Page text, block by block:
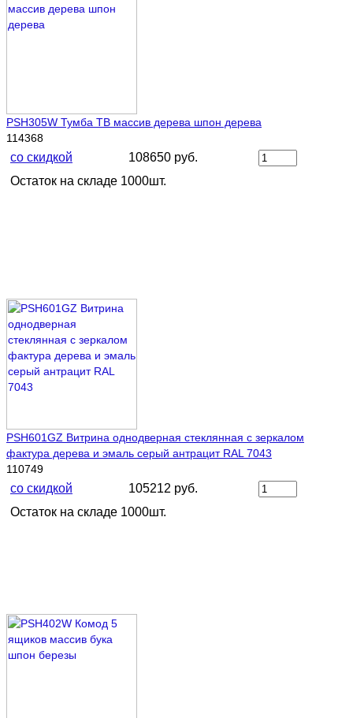
PSH305W Тумба ТВ массив дерева шпон дерева
114368
со скидкой
108650 руб.
Остаток на складе 1000шт.
PSH601GZ Витрина однодверная стеклянная с зеркалом
фактура дерева и эмаль серый антрацит RAL 7043
110749
со скидкой
105212 руб.
Остаток на складе 1000шт.